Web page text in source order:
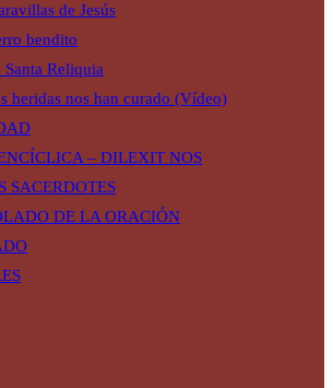
de Jesús
bendito
Santa Reliquia
heridas nos han curado (Vídeo)
– DILEXIT NOS
SACERDOTES
DE LA ORACIÓN